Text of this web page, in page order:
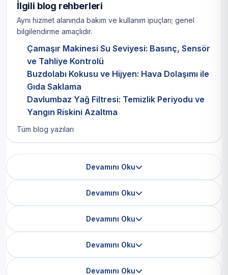
İlgili blog rehberleri
Aynı hizmet alanında bakım ve kullanım ipuçları; genel
bilgilendirme amaçlıdır.
Çamaşır Makinesi Su Seviyesi: Basınç, Sensör
ve Tahliye Kontrolü
Buzdolabı Kokusu ve Hijyen: Hava Dolaşımı ile
Gıda Saklama
Davlumbaz Yağ Filtresi: Temizlik Periyodu ve
Yangın Riskini Azaltma
Tüm blog yazıları
Devamını Oku
Devamını Oku
Devamını Oku
Devamını Oku
Devamını Oku